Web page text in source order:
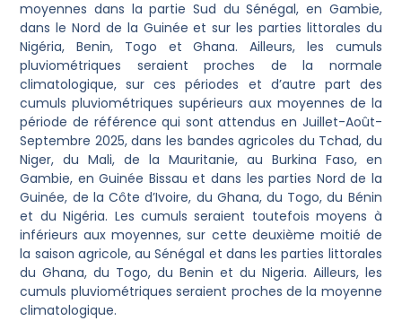
moyennes dans la partie Sud du Sénégal, en Gambie,
dans le Nord de la Guinée et sur les parties littorales du
Nigéria, Benin, Togo et Ghana. Ailleurs, les cumuls
pluviométriques seraient proches de la normale
climatologique, sur ces périodes et d’autre part des
cumuls pluviométriques supérieurs aux moyennes de la
période de référence qui sont attendus en Juillet-Août-
Septembre 2025, dans les bandes agricoles du Tchad, du
Niger, du Mali, de la Mauritanie, au Burkina Faso, en
Gambie, en Guinée Bissau et dans les parties Nord de la
Guinée, de la Côte d’Ivoire, du Ghana, du Togo, du Bénin
et du Nigéria. Les cumuls seraient toutefois moyens à
inférieurs aux moyennes, sur cette deuxième moitié de
la saison agricole, au Sénégal et dans les parties littorales
du Ghana, du Togo, du Benin et du Nigeria. Ailleurs, les
cumuls pluviométriques seraient proches de la moyenne
climatologique.